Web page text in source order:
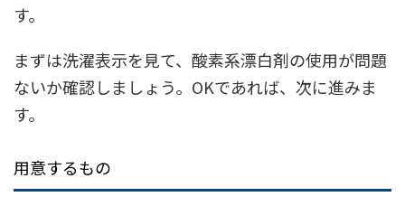
す。
まずは洗濯表示を見て、酸素系漂白剤の使用が問題
ないか確認しましょう。OKであれば、次に進みま
す。
用意するもの